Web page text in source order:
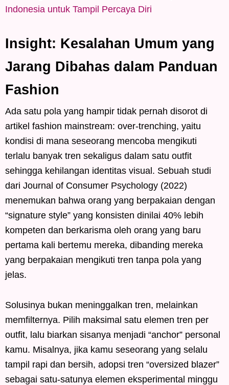
Indonesia untuk Tampil Percaya Diri
Insight: Kesalahan Umum yang
Jarang Dibahas dalam Panduan
Fashion
Ada satu pola yang hampir tidak pernah disorot di
artikel fashion mainstream: over-trenching, yaitu
kondisi di mana seseorang mencoba mengikuti
terlalu banyak tren sekaligus dalam satu outfit
sehingga kehilangan identitas visual. Sebuah studi
dari Journal of Consumer Psychology (2022)
menemukan bahwa orang yang berpakaian dengan
“signature style” yang konsisten dinilai 40% lebih
kompeten dan berkarisma oleh orang yang baru
pertama kali bertemu mereka, dibanding mereka
yang berpakaian mengikuti tren tanpa pola yang
jelas.
Solusinya bukan meninggalkan tren, melainkan
memfilternya. Pilih maksimal satu elemen tren per
outfit, lalu biarkan sisanya menjadi “anchor” personal
kamu. Misalnya, jika kamu seseorang yang selalu
tampil rapi dan bersih, adopsi tren “oversized blazer”
sebagai satu-satunya elemen eksperimental minggu